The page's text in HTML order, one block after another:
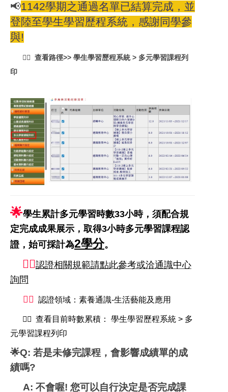
📢1142學期之通過名單已結算完成，並
登陸至學生學習歷程系統，感謝同學參
與!
👉🏼 查看路徑>> 學生學習歷程系統 > 多元學習課程列
印
🌟學生累計多元學習時數33小時， 須配合規
定完成成果展示，取得3小時多元學習課程認
證， 始可採計為2學分。
👉🏼認證相關規範請點此參考或洽通識中心
詢問
👉🏼 認證領域：素養通識-生活藝能及應用
👉🏼 查看目前時數累積： 學生學習歷程系統 > 多
元學習課程列印
🌟Q: 若是未修完課程，會影響成績單的成
績嗎?
A: 不會喔! 您可以自行決定是否完成課